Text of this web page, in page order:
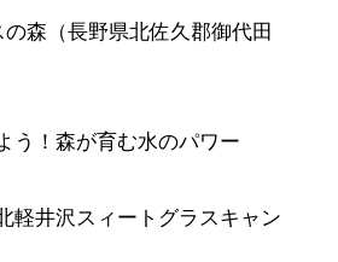
森（長野県北佐久郡御代田
う！森が育む水のパワー
軽井沢スィートグラスキャン